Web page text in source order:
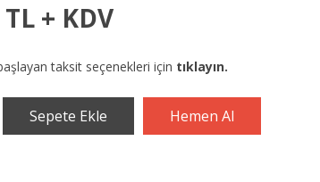
+ KDV
taksit seçenekleri için tıklayın.